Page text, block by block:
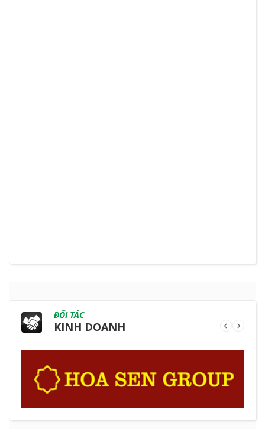
ĐỐI TÁC
KINH DOANH